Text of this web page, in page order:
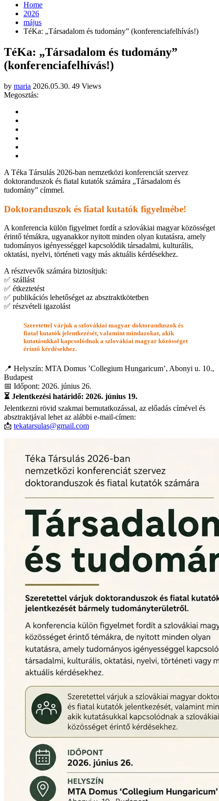
Home
2026
május
TéKa: „Társadalom és tudomány” (konferenciafelhívás!)
TéKa: „Társadalom és tudomány”
(konferenciafelhívás!)
by maria 2026.05.30. 49 Views
Megosztás:
A Téka Társulás 2026-ban nemzetközi konferenciát szervez
doktoranduszok és fiatal kutatók számára „Társadalom és
tudomány” címmel.
Doktoranduszok és fiatal kutatók figyelmébe!
A konferencia külön figyelmet fordít a szlovákiai magyar közösséget
érintő témákra, ugyanakkor nyitott minden olyan kutatásra, amely
tudományos igényességgel kapcsolódik társadalmi, kulturális,
oktatási, nyelvi, történeti vagy más aktuális kérdésekhez.
A résztvevők számára biztosítjuk:
✅ szállást
✅ étkeztetést
✅ publikációs lehetőséget az absztraktkötetben
✅ részvételi igazolást
Szeretettel várjuk a szlovákiai magyar doktoranduszok és
fiatal kutatók jelentkezését, valamint mindazokat, akik
kutatásukkal kapcsolódnak a szlovákiai magyar közösséget
érintő kérdésekhez.
📍 Helyszín: MTA Domus ’Collegium Hungaricum’, Abonyi u. 10.,
Budapest
📅 Időpont: 2026. június 26.
⏳ Jelentkezési határidő: 2026. június 19.
Jelentkezni rövid szakmai bemutatkozással, az előadás címével és
absztraktjával lehet az alábbi e-mail-címen:
📩 tekatarsulas@gmail.com